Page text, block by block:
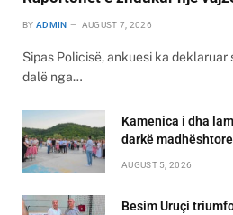
BY ADMIN AUGUST 7, 2026
Sipas Policisë, ankuesi ka deklaruar
dalë nga…
Kamenica i dha
darkë madhështore
AUGUST 5, 2026
Besim Uruçi